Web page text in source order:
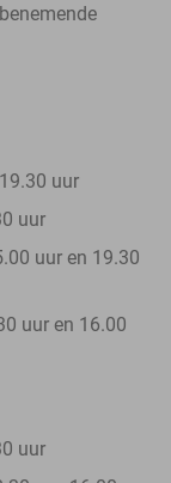
uur
uur
uur en 19.30
uur en 16.00
uur